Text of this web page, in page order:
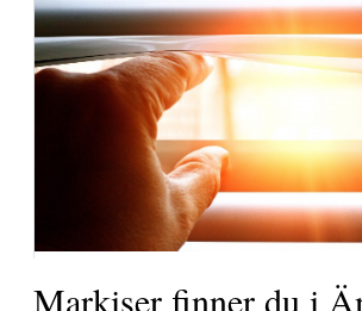
Markiser finner du i